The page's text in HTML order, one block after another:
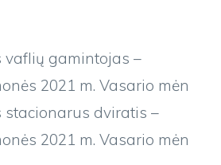
vaflių gamintojas –
2021 m. Vasario mėn
stacionarus dviratis –
2021 m. Vasario mėn